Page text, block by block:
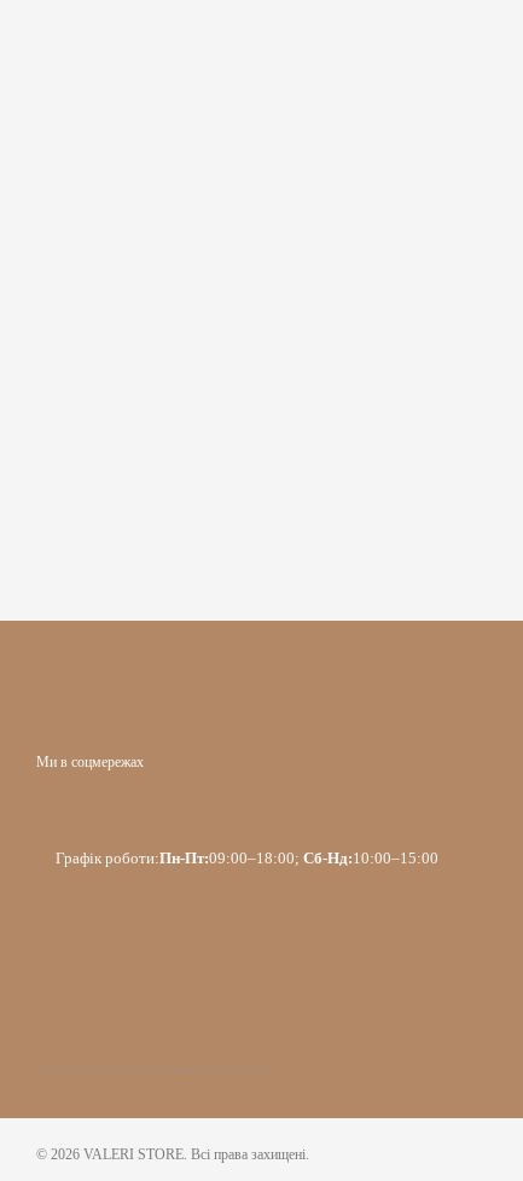
Ми в соцмережах
Графік роботи:Пн-Пт:09:00–18:00; Сб-Нд:10:00–15:00
© 2026 VALERI STORE. Всі права захищені.